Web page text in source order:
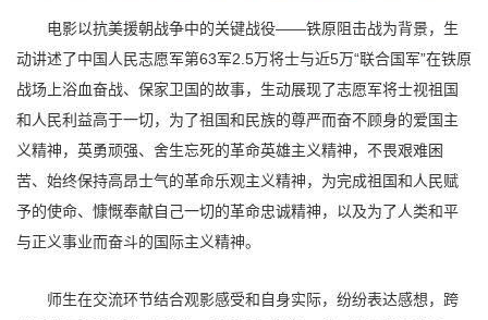
电影以抗美援朝战争中的关键战役——铁原阻击战为背景，生
动讲述了中国人民志愿军第63军2.5万将士与近5万“联合国军”在铁原
战场上浴血奋战、保家卫国的故事，生动展现了志愿军将士视祖国
和人民利益高于一切，为了祖国和民族的尊严而奋不顾身的爱国主
义精神，英勇顽强、舍生忘死的革命英雄主义精神，不畏艰难困
苦、始终保持高昂士气的革命乐观主义精神，为完成祖国和人民赋
予的使命、慷慨奉献自己一切的革命忠诚精神，以及为了人类和平
与正义事业而奋斗的国际主义精神。
师生在交流环节结合观影感受和自身实际，纷纷表达感想，跨